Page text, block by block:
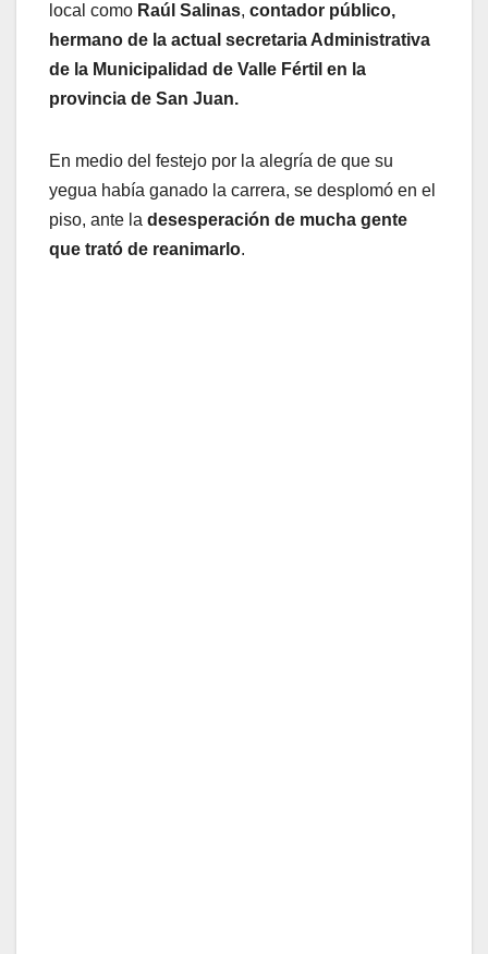
local como Raúl Salinas, contador público,
hermano de la actual secretaria Administrativa
de la Municipalidad de Valle Fértil en la
provincia de San Juan.
En medio del festejo por la alegría de que su
yegua había ganado la carrera, se desplomó en el
piso, ante la desesperación de mucha gente
que trató de reanimarlo.